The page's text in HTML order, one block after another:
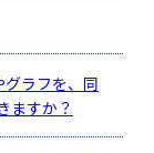
ラフを、同
ますか？